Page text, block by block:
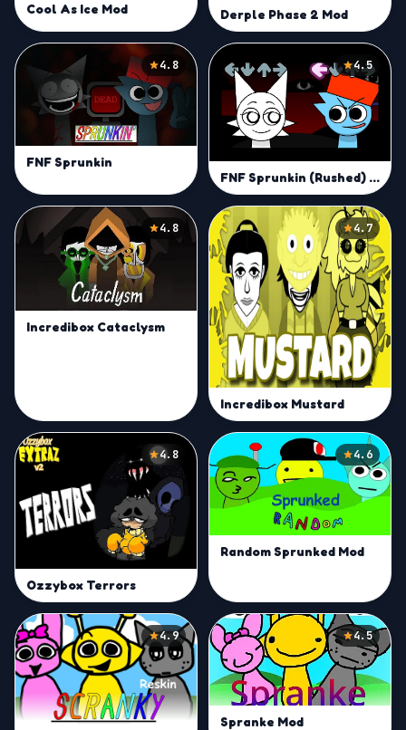
Cool As Ice Mod Derple Phase 2 Mod
4.8
FNF Sprunkin
4.5
FNF Sprunkin (Rushed) Mod
4.8
Incredibox Cataclysm
4.7
Incredibox Mustard
4.8
Ozzybox Terrors
4.6
Random Sprunked Mod
4.9 4.5
Spranke Mod